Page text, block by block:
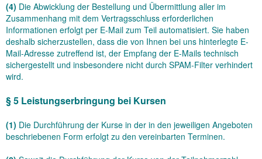
(4) Die Abwicklung der Bestellung und Übermittlung aller im
Zusammenhang mit dem Vertragsschluss erforderlichen
Informationen erfolgt per E-Mail zum Teil automatisiert. Sie haben
deshalb sicherzustellen, dass die von Ihnen bei uns hinterlegte E-
Mail-Adresse zutreffend ist, der Empfang der E-Mails technisch
sichergestellt und insbesondere nicht durch SPAM-Filter verhindert
wird.
§ 5 Leistungserbringung bei Kursen
(1) Die Durchführung der Kurse in der in den jeweiligen Angeboten
beschriebenen Form erfolgt zu den vereinbarten Terminen.